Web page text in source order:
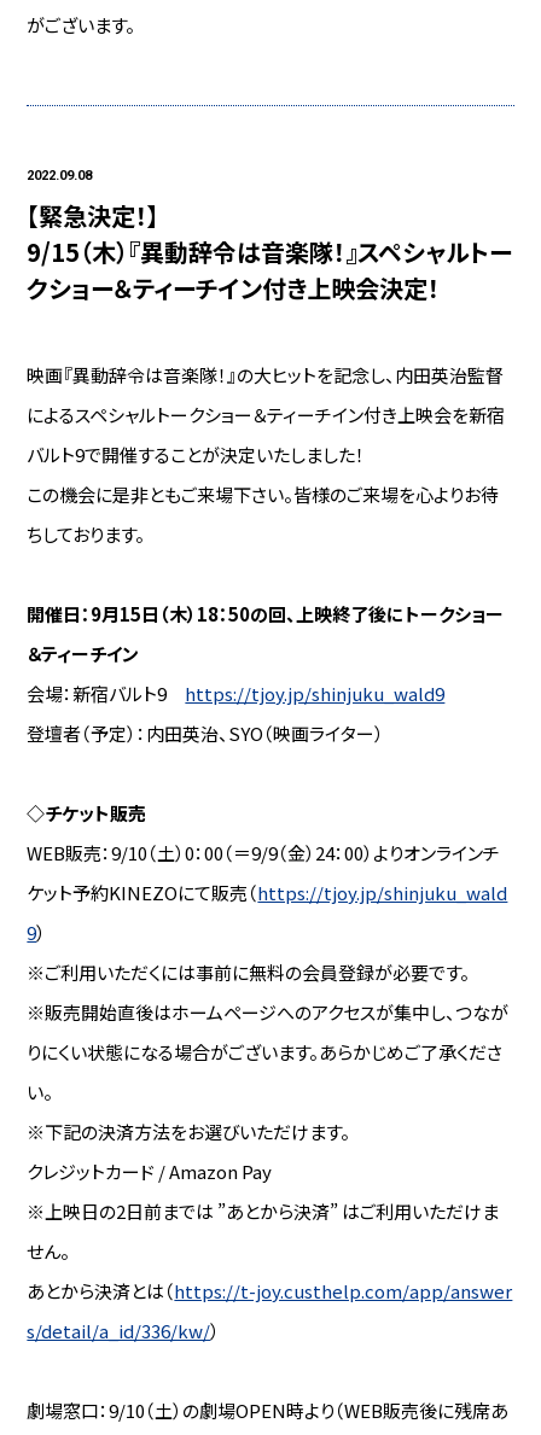
がございます。
2022.09.08
【緊急決定！】
9/15（木）『異動辞令は音楽隊！』スペシャルトー
クショー＆ティーチイン付き上映会決定！
映画『異動辞令は音楽隊！』の大ヒットを記念し、内田英治監督
によるスペシャルトークショー＆ティーチイン付き上映会を新宿
バルト9で開催することが決定いたしました！
この機会に是非ともご来場下さい。皆様のご来場を心よりお待
ちしております。
開催日：9月15日（木）18：50の回、上映終了後にトークショー
＆ティーチイン
会場：新宿バルト9 https://tjoy.jp/shinjuku_wald9
登壇者（予定）：内田英治、SYO（映画ライター）
◇チケット販売
WEB販売：9/10（土）0：00（＝9/9（金）24：00）よりオンラインチ
ケット予約KINEZOにて販売（https://tjoy.jp/shinjuku_wald
9）
※ご利用いただくには事前に無料の会員登録が必要です。
※販売開始直後はホームページへのアクセスが集中し、つなが
りにくい状態になる場合がございます。あらかじめご了承くださ
い。
※下記の決済方法をお選びいただけます。
クレジットカード / Amazon Pay
※上映日の2日前までは ”あとから決済” はご利用いただけま
せん。
あとから決済とは（https://t-joy.custhelp.com/app/answer
s/detail/a_id/336/kw/）
劇場窓口：9/10（土）の劇場OPEN時より（WEB販売後に残席あ